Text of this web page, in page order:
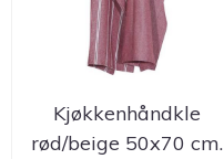
Kjøkkenhåndkle
rød/beige 50x70 cm.